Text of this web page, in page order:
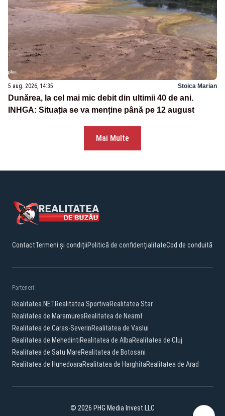
5 aug. 2026, 14:35 Stoica Marian
Dunărea, la cel mai mic debit din ultimii 40 de ani.
INHGA: Situația se va menține până pe 12 august
Mai Multe
ContactTermeni și condițiiPolitică de confidențialitateCod de conduită
Parteneri:
Realitatea.NETRealitatea SportivaRealitatea Star
Realitatea de MaramuresRealitatea de Neamt
Realitatea de Caras-SeverinRealitatea de Vaslui
Realitatea de MehedintiRealitatea de AlbaRealitatea de Cluj
Realitatea de Satu MareRealitatea de Botosani
Realitatea de HunedoaraRealitatea de HarghitaRealitatea de Arad
© 2026 PHG Media Invest LLC